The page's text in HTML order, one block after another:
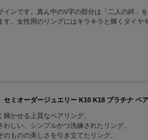
インです。真ん中のV字の部分は「二人の絆
す。女性用のリングにはキラキラと輝くダイ
セミオーダージュエリー K10 K18 プラチナ
輝かせる上質なペアリング。
しい、シンプルかつ洗練されたリング。
ものの美しさを引き立てたリング。